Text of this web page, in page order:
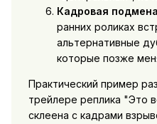
Кадровая
ранних роликах
альтернативные
которые позже
Практический пример
трейлере реплика "Это
склеена с кадрами